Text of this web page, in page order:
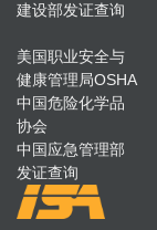
建设部发证查询
美国职业安全与
健康管理局OSHA
中国危险化学品
协会
中国应急管理部
发证查询